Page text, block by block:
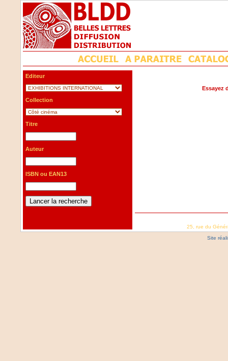
Editeur
Collection
Titre
Auteur
ISBN ou EAN13
Essayez
25, rue du
Site